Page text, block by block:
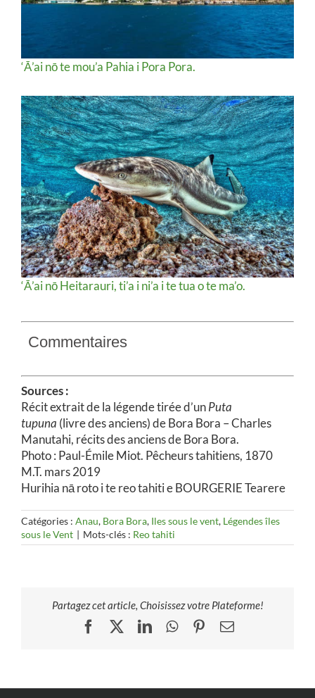
‘Ā’ai nō te mou’a Pahia i Pora Pora.
‘Ā’ai nō Heitarauri, ti’a i ni’a i te tua o te ma’o.
Commentaires
Sources :
Récit extrait de la légende tirée d’unPuta
tupuna (livre des anciens) de Bora Bora – Charles
Manutahi, récits des anciens de Bora Bora.
Photo : Paul-Émile Miot. Pêcheurs tahitiens, 1870
M.T. mars 2019
Hurihia nā roto i te reo tahiti e BOURGERIE Tearere
Catégories : Anau, Bora Bora, Iles sous le vent, Légendes îles
sous le Vent | Mots-clés : Reo tahiti
Partagez cet article, Choisissez votre Plateforme!
Facebook
X LinkedInWhatsApp
Pinterest
Email